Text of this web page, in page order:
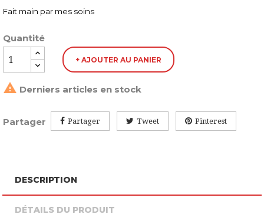
Fait main par mes soins
Quantité
+ AJOUTER AU PANIER
 Derniers articles en stock
Partager Partager Tweet Pinterest
DESCRIPTION
DÉTAILS DU PRODUIT